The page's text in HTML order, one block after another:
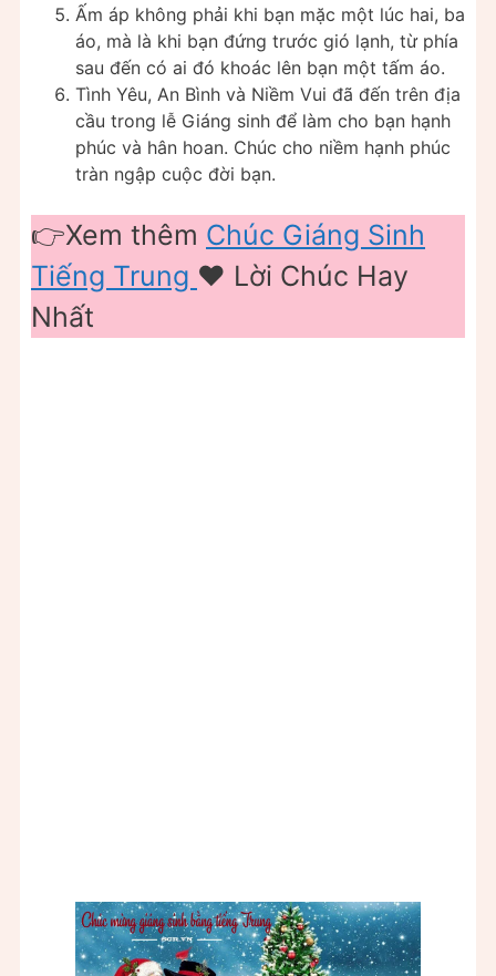
Ấm áp không phải khi bạn mặc một lúc hai, ba
áo, mà là khi bạn đứng trước gió lạnh, từ phía
sau đến có ai đó khoác lên bạn một tấm áo.
Tình Yêu, An Bình và Niềm Vui đã đến trên địa
cầu trong lễ Giáng sinh để làm cho bạn hạnh
phúc và hân hoan. Chúc cho niềm hạnh phúc
tràn ngập cuộc đời bạn.
👉Xem thêm Chúc Giáng Sinh
Tiếng Trung ❤️️ Lời Chúc Hay
Nhất